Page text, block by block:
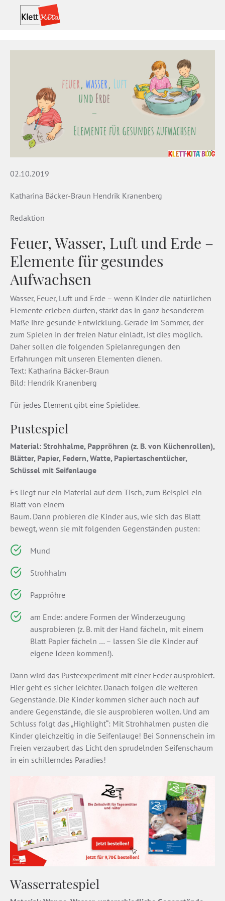
02.10.2019
Katharina Bäcker-Braun Hendrik Kranenberg
Redaktion
Feuer, Wasser, Luft und Erde –
Elemente für gesundes
Aufwachsen
Wasser, Feuer, Luft und Erde – wenn Kinder die natürlichen
Elemente erleben dürfen, stärkt das in ganz besonderem
Maße ihre gesunde Entwicklung. Gerade im Sommer, der
zum Spielen in der freien Natur einlädt, ist dies möglich.
Daher sollen die folgenden Spielanregungen den
Erfahrungen mit unseren Elementen dienen.
Text: Katharina Bäcker-Braun
Bild: Hendrik Kranenberg
Für jedes Element gibt eine Spielidee.
Pustespiel
Material: Strohhalme, Pappröhren (z. B. von Küchenrollen),
Blätter, Papier, Federn, Watte, Papiertaschentücher,
Schüssel mit Seifenlauge
Es liegt nur ein Material auf dem Tisch, zum Beispiel ein
Blatt von einem
Baum. Dann probieren die Kinder aus, wie sich das Blatt
bewegt, wenn sie mit folgenden Gegenständen pusten:
Mund
Strohhalm
Pappröhre
am Ende: andere Formen der Winderzeugung
ausprobieren (z. B. mit der Hand fächeln, mit einem
Blatt Papier fächeln … – lassen Sie die Kinder auf
eigene Ideen kommen!).
Dann wird das Pusteexperiment mit einer Feder ausprobiert.
Hier geht es sicher leichter. Danach folgen die weiteren
Gegenstände. Die Kinder kommen sicher auch noch auf
andere Gegenstände, die sie ausprobieren wollen. Und am
Schluss folgt das „Highlight“: Mit Strohhalmen pusten die
Kinder gleichzeitig in die Seifenlauge! Bei Sonnenschein im
Freien verzaubert das Licht den sprudelnden Seifenschaum
in ein schillerndes Paradies!
Wasserratespiel